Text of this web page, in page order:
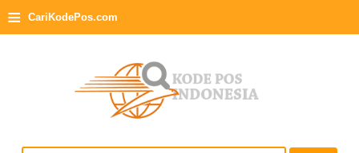
≡ CariKodePos.com